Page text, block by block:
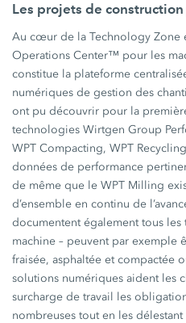
Les projets de
Au cœur de la Technology Zone
Operations Center™ pour les
constitue la plateforme
numériques de gestion des
ont pu découvrir pour la
technologies Wirtgen Group
WPT Compacting, WPT
données de performance
de même que le WPT Milling
d’ensemble en continu de
documentent également tous les
machine – peuvent par exemple
fraisée, asphaltée et compactée
solutions numériques aident les
surcharge de travail les
nombreuses tout en les